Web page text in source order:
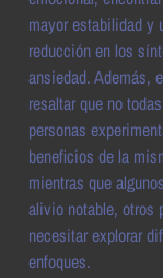
mayor estabilidad y
reducción en los
ansiedad. Además,
resaltar que no
personas
beneficios de la
mientras que
alivio notable, otros
necesitar explorar
enfoques.